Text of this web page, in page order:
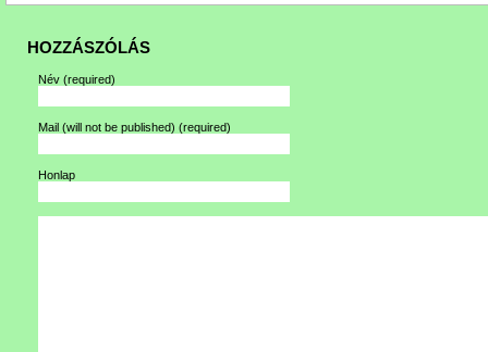
HOZZÁSZÓLÁS
Név (required)
Mail (will not be published) (required)
Honlap